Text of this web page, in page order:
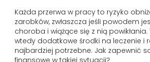
Każda przerwa w pracy to ryzyko
zarobków, zwłaszcza jeśli powodem
choroba i wiążące się z nią powikłania.
wtedy dodatkowe środki na leczenie i
najbardziej potrzebne. Jak zapewnić
finansowe w takiej sytuacji?